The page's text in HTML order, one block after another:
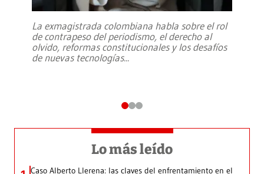
La exmagistrada colombiana habla sobre el rol
de contrapeso del periodismo, el derecho al
olvido, reformas constitucionales y los desafíos
de nuevas tecnologías...
Lo más leído
Caso Alberto Llerena: las claves del enfrentamiento en el